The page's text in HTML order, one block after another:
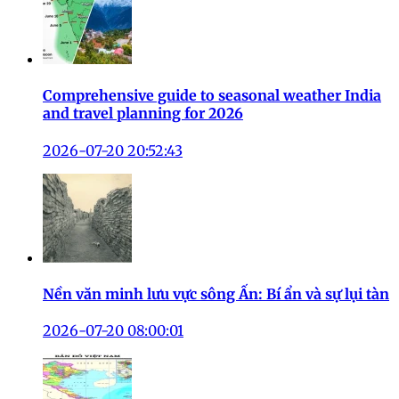
Comprehensive guide to seasonal weather India
and travel planning for 2026
2026-07-20 20:52:43
Nền văn minh lưu vực sông Ấn: Bí ẩn và sự lụi tàn
2026-07-20 08:00:01